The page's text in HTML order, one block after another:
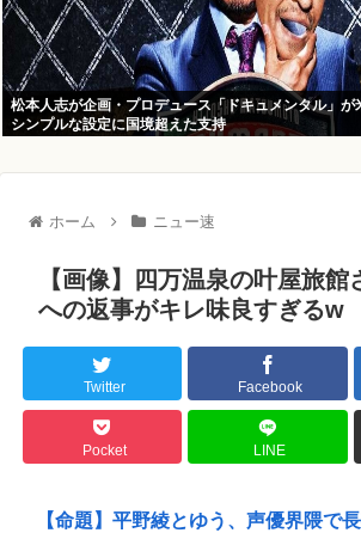
松本人志が企画・プロデュース「ドキュメンタル」が
シンプルな設定に国境超えた支持
ホーム ニュー速
【画像】四万温泉の叶屋旅館
への返事がキレ味良すぎるw
Twitter Facebook
Pocket LINE
【命題】平野綾とゆう、声優界隈で